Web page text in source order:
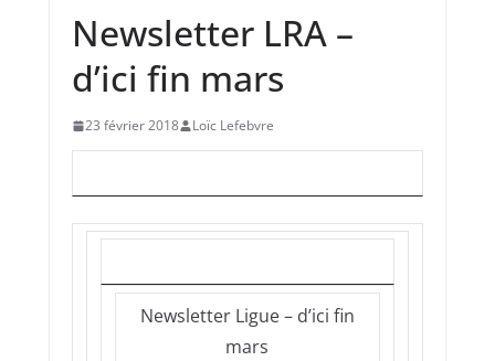
Newsletter LRA –
d’ici fin mars
23 février 2018 Loïc Lefebvre
Newsletter Ligue – d’ici fin
mars